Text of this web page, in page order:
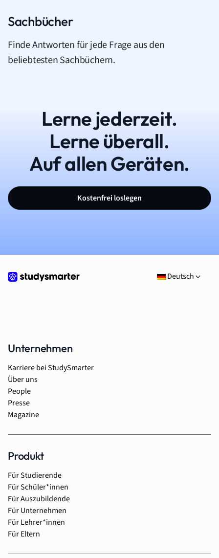
Sachbücher
Finde Antworten für jede Frage aus den
beliebtesten Sachbüchern.
Lerne jederzeit.
Lerne überall.
Auf allen Geräten.
Kostenfrei loslegen
Deutsch
Unternehmen
Karriere bei StudySmarter
Über uns
People
Presse
Magazine
Produkt
Für Studierende
Für Schüler*innen
Für Auszubildende
Für Unternehmen
Für Lehrer*innen
Für Eltern